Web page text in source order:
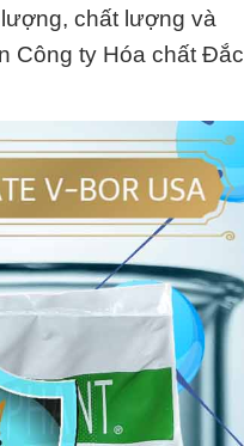
chất lượng và
Công ty Hóa chất Đắc